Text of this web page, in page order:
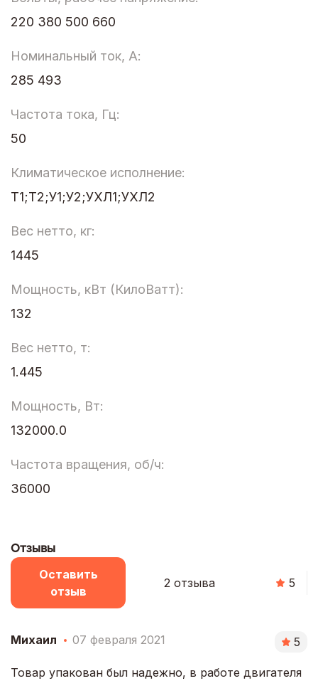
220 380 500 660
Номинальный ток, А:
285 493
Частота тока, Гц:
50
Климатическое исполнение:
Т1;Т2;У1;У2;УХЛ1;УХЛ2
Вес нетто, кг:
1445
Мощность, кВт (КилоВатт):
132
Вес нетто, т:
1.445
Мощность, Вт:
132000.0
Частота вращения, об/ч:
36000
Отзывы
5
2 отзыва
Оставить
отзыв
Михаил 07 февраля 2021 5
Товар упакован был надежно, в работе двигателя